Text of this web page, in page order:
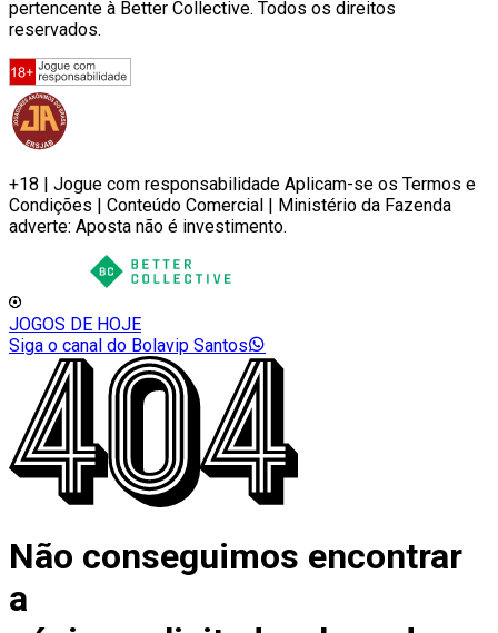
pertencente à Better Collective. Todos os direitos
reservados.
+18 | Jogue com responsabilidade Aplicam-se os Termos e
Condições | Conteúdo Comercial | Ministério da Fazenda
adverte: Aposta não é investimento.
JOGOS DE HOJE
Siga o canal do Bolavip Santos
Não conseguimos encontrar
a